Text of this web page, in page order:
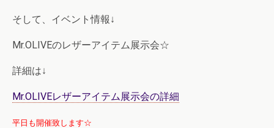
そして、イベント情報↓
Mr.OLIVEのレザーアイテム展示会☆
詳細は↓
Mr.OLIVEレザーアイテム展示会の詳細
平日も開催致します☆